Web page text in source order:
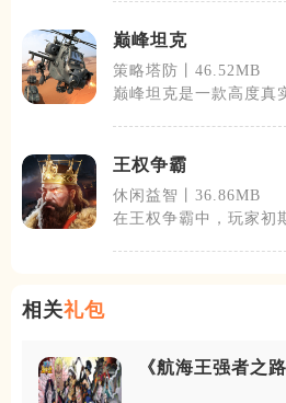
巅峰坦克
策略塔防丨46.52MB
巅峰坦克是一款高度真
王权争霸
休闲益智丨36.86MB
在王权争霸中，玩家初
相关礼包
《航海王强者之